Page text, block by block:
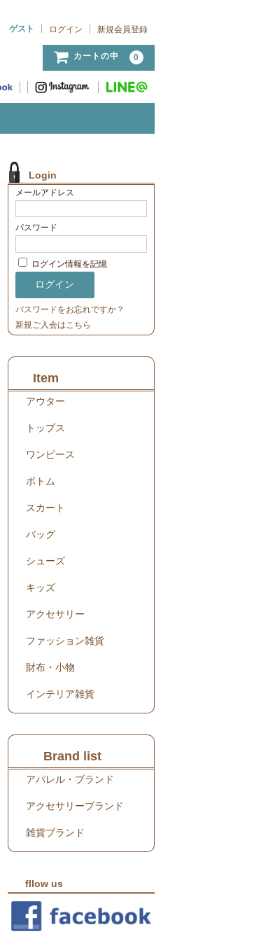
ゲスト
ログイン 新規会員登録
カートの中 0
Login
メールアドレス
パスワード
ログイン情報を記憶
パスワードをお忘れですか？
新規ご入会はこちら
Item
アウター
トップス
ワンピース
ボトム
スカート
バッグ
シューズ
キッズ
アクセサリー
ファッション雑貨
財布・小物
インテリア雑貨
Brand list
アパレル・ブランド
アクセサリーブランド
雑貨ブランド
fllow us